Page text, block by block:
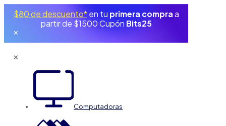
$80 de descuento*en tu primera compra a
partir de $1500 Cupón Bits25
✕
✕
Computadoras